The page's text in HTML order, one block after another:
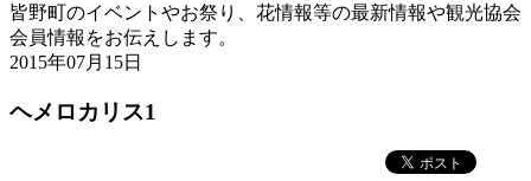
皆野町のイベントやお祭り、花情報等の最新情報や観光協会
会員情報をお伝えします。
2015年07月15日
ヘメロカリス1